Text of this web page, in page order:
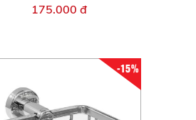
175.000 đ
-15%